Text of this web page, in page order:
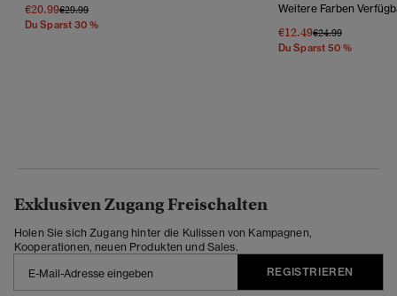
€20.99Preis Wurde Reduziert Von
€29.99Bis
Du Sparst 30 %
Weitere Farben
€12.49Preis Wurde
€24.99Bis
Du Sparst 50 %
Exklusiven Zugang Freischalten
Holen Sie sich Zugang hinter die Kulissen von Kampagnen,
Kooperationen, neuen Produkten und Sales.
REGISTRIEREN